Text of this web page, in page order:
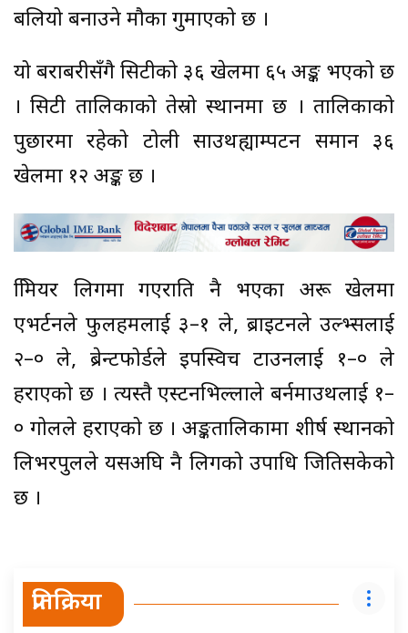
बलियो बनाउने मौका गुमाएको छ ।
यो बराबरीसँगै सिटीको ३६ खेलमा ६५ अङ्क भएको छ
। सिटी तालिकाको तेस्रो स्थानमा छ । तालिकाको
पुछारमा रहेको टोली साउथह्याम्पटन समान ३६
खेलमा १२ अङ्क छ ।
प्रिमियर लिगमा गएराति नै भएका अरू खेलमा
एभर्टनले फुलहमलाई ३–१ ले, ब्राइटनले उल्भ्सलाई
२–० ले, ब्रेन्टफोर्डले इपस्विच टाउनलाई १–० ले
हराएको छ । त्यस्तै एस्टनभिल्लाले बर्नमाउथलाई १–
० गोलले हराएको छ । अङ्कतालिकामा शीर्ष स्थानको
लिभरपुलले यसअघि नै लिगको उपाधि जितिसकेको
छ ।
प्रतिक्रिया